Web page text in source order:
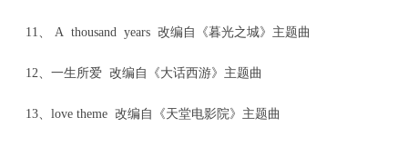
11、 A thousand years 改编自《暮光之城》主题曲
12、一生所爱 改编自《大话西游》主题曲
13、love theme 改编自《天堂电影院》主题曲